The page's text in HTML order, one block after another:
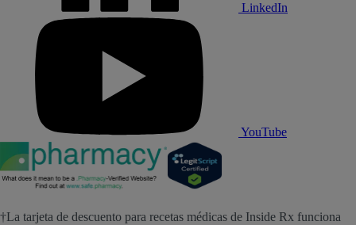
LinkedIn
YouTube
†La tarjeta de descuento para recetas médicas de Inside Rx funciona